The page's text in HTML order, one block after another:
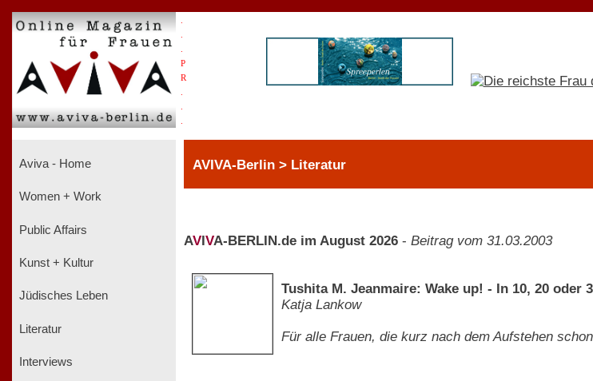
P
R
Aviva - Home
Women + Work
Public Affairs
Kunst + Kultur
Jüdisches Leben
Literatur
Interviews
AVIVA-Berlin > Literatur
AV VA-BERLIN.de im August 2026 - Beitrag vom 31.03.2003
Tushita M. Jeanmaire: Wake up! - In 10, 20 oder
Katja Lankow
Für alle Frauen, die kurz nach dem Aufstehen